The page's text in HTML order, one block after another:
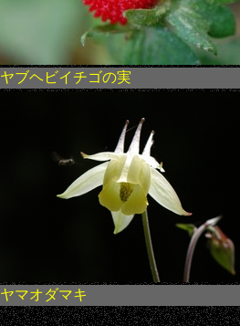
ヤブヘビイチゴの実
ヤマオダマキ